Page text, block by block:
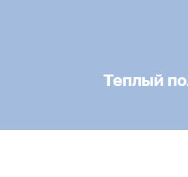
Теплый